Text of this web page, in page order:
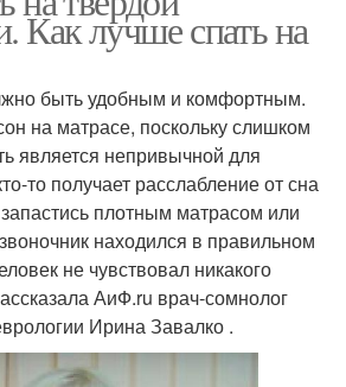
Как лучше спать на
быть удобным и комфортным.
на матрасе, поскольку слишком
является непривычной для
то получает расслабление от сна
плотным матрасом или
находился в правильном
не чувствовал никакого
АиФ.ru врач-сомнолог
Ирина Завалко .